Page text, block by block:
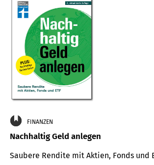
FINANZEN
Nachhaltig Geld anlegen
Saubere Rendite mit Aktien, Fonds und